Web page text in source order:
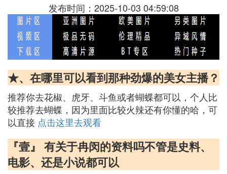
发布时间：2025-10-03 04:59:08
★、在哪里可以看到那种劲爆的美女主播？
推荐你去花椒、虎牙、斗鱼或者蝴蝶都可以，个人比
较推荐去蝴蝶，因为里面比较火辣还有你懂的哈，可
以直接 点击这里去观看
『壹』 有关于冉闵的资料吗不管是史料、
电影、还是小说都可以